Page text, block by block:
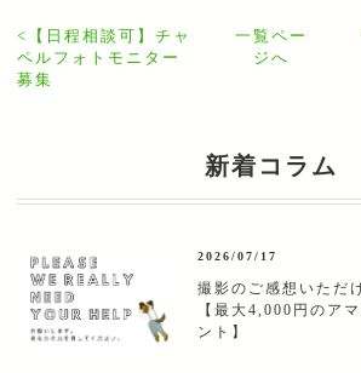
<
【日程相談可】チャ
ペルフォトモニター
募集
一覧ペー
ジへ
新着コラム
2026/07/17
撮影のご感想いただ
【最大4,000円のア
ント】